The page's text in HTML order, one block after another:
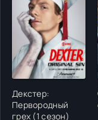
Декстер:
Первородный
грех (1 сезон)